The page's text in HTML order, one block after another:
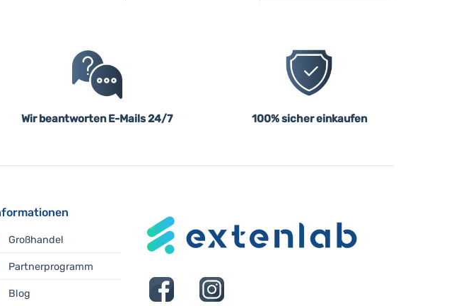
Wir beantworten E-Mails 24/7 100% sicher einkaufen
Großhandel
Partnerprogramm
Blog